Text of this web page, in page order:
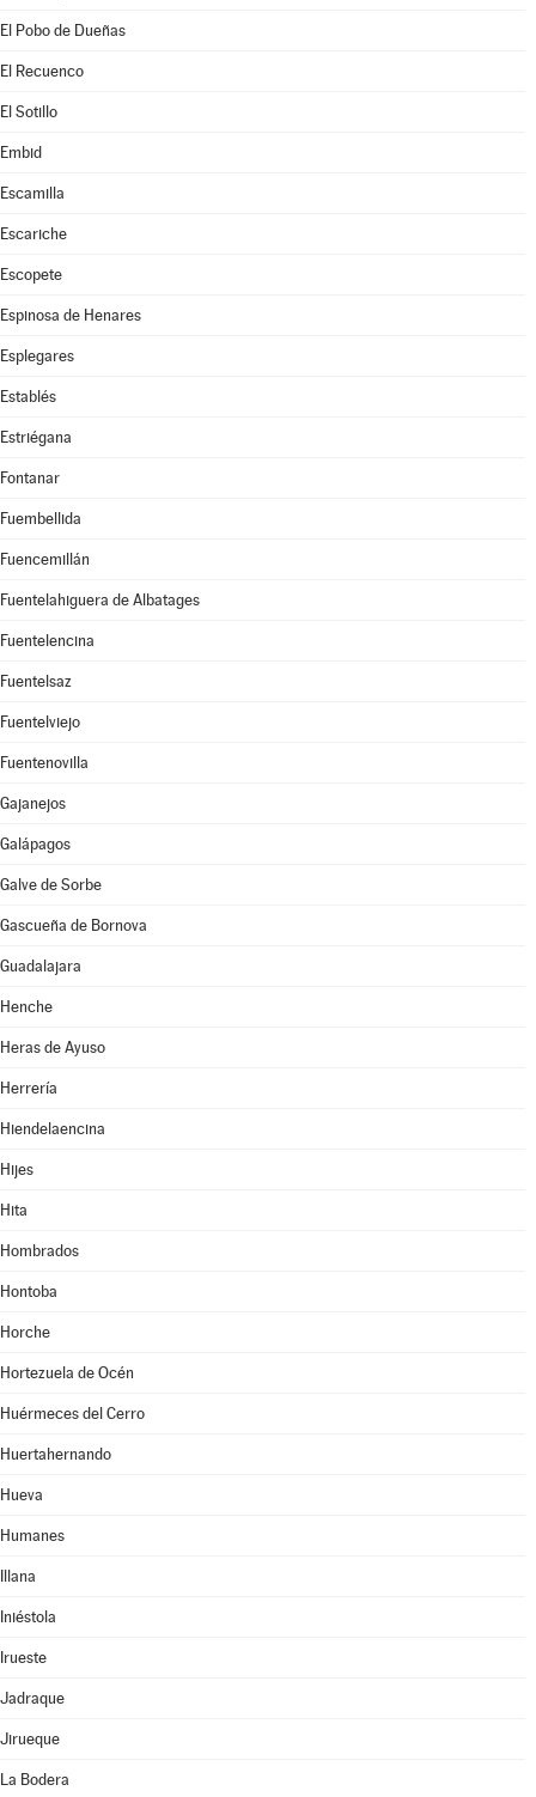
El Pobo de Dueñas
El Recuenco
El Sotillo
Embid
Escamilla
Escariche
Escopete
Espinosa de Henares
Esplegares
Establés
Estriégana
Fontanar
Fuembellida
Fuencemillán
Fuentelahiguera de Albatages
Fuentelencina
Fuentelsaz
Fuentelviejo
Fuentenovilla
Gajanejos
Galápagos
Galve de Sorbe
Gascueña de Bornova
Guadalajara
Henche
Heras de Ayuso
Herrería
Hiendelaencina
Hijes
Hita
Hombrados
Hontoba
Horche
Hortezuela de Océn
Huérmeces del Cerro
Huertahernando
Hueva
Humanes
Illana
Iniéstola
Irueste
Jadraque
Jirueque
La Bodera